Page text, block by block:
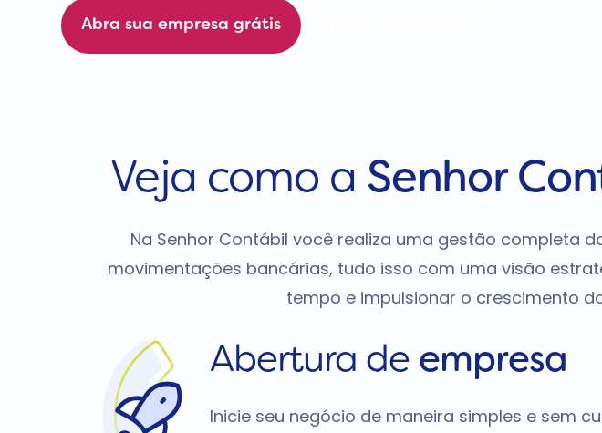
Abra sua empresa grátis
Veja como a Senhor
Na Senhor Contábil você realiza uma gestão completa
movimentações bancárias, tudo isso com uma visão
tempo e impulsionar o crescimento
Abertura de empresa
Inicie seu negócio de maneira simples e sem